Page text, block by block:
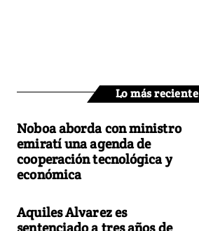
Lo más reciente
Noboa aborda con ministro
emiratí una agenda de
cooperación tecnológica y
económica
Aquiles Alvarez es
sentenciado a tres años de